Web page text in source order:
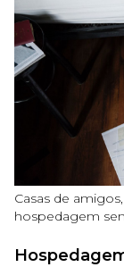
Casas de
hospedagem